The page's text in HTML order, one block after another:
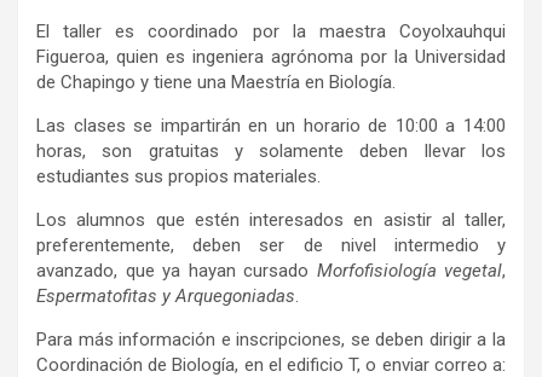
El taller es coordinado por la maestra Coyolxauhqui
Figueroa, quien es ingeniera agrónoma por la Universidad
de Chapingo y tiene una Maestría en Biología.
Las clases se impartirán en un horario de 10:00 a 14:00
horas, son gratuitas y solamente deben llevar los
estudiantes sus propios materiales.
Los alumnos que estén interesados en asistir al taller,
preferentemente, deben ser de nivel intermedio y
avanzado, que ya hayan cursado Morfofisiología vegetal,
Espermatofitas y Arquegoniadas.
Para más información e inscripciones, se deben dirigir a la
Coordinación de Biología, en el edificio T, o enviar correo a: